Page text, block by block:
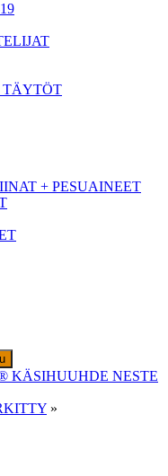
TÄYTÖT
+ PESUAINEET
KÄSIHUUHDE NESTE
»